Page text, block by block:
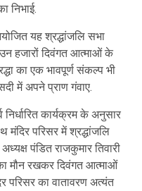
निभाई.
यह श्रद्धांजलि सभा
हजारों दिवंगत आत्माओं के
का एक भावपूर्ण संकल्प भी
में अपने प्राण गंवाए.
निर्धारित कार्यक्रम के अनुसार
मंदिर परिसर में श्रद्धांजलि
पंडित राजकुमार तिवारी
मौन रखकर दिवंगत आत्माओं
परिसर का वातावरण अत्यंत